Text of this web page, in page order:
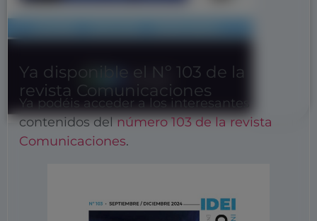
Ya disponible el Nº 103 de la
revista Comunicaciones
Ya podéis acceder a los interesantes
contenidos delnúmero 103 de la revista
Comunicaciones.